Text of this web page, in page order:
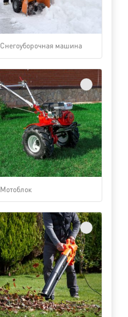
Снегоуборочная машина
Мотоблок